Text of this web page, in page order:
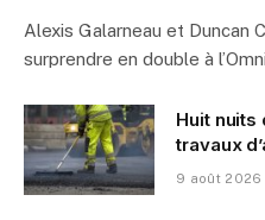
Alexis Galarneau et Duncan
surprendre en double à
Huit
travaux
9 août 2026